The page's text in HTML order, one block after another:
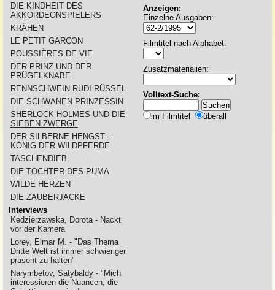
DIE KINDHEIT DES
AKKORDEONSPIELERS
KRÄHEN
LE PETIT GARÇON
POUSSIÈRES DE VIE
DER PRINZ UND DER
PRÜGELKNABE
RENNSCHWEIN RUDI RÜSSEL
DIE SCHWANEN-PRINZESSIN
SHERLOCK HOLMES UND DIE
SIEBEN ZWERGE
DER SILBERNE HENGST –
KÖNIG DER WILDPFERDE
TASCHENDIEB
DIE TOCHTER DES PUMA
WILDE HERZEN
DIE ZAUBERJACKE
Interviews
Kedzierzawska, Dorota - Nackt
vor der Kamera
Lorey, Elmar M. - "Das Thema
Dritte Welt ist immer schwieriger
präsent zu halten"
Narymbetov, Satybaldy - "Mich
interessieren die Nuancen, die
Anzeigen:
Einzelne Ausgaben:
Filmtitel nach Alphabet:
Zusatzmaterialien:
Volltext-Suche:
im Filmtitel überall